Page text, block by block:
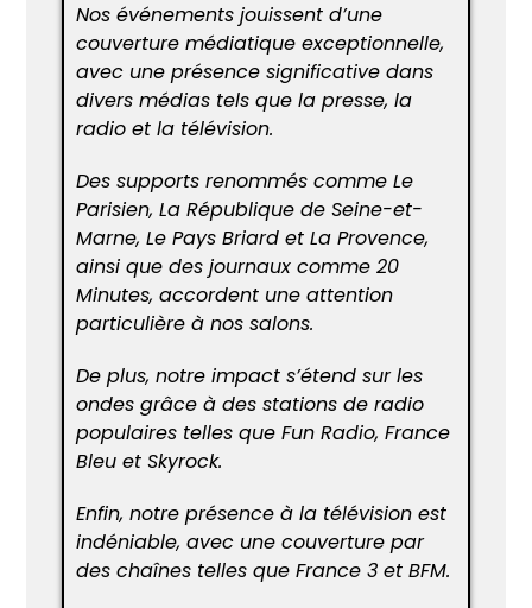
Nos événements jouissent d’une
couverture médiatique exceptionnelle,
avec une présence significative dans
divers médias tels que la presse, la
radio et la télévision.
Des supports renommés comme Le
Parisien, La République de Seine-et-
Marne, Le Pays Briard et La Provence,
ainsi que des journaux comme 20
Minutes, accordent une attention
particulière à nos salons.
De plus, notre impact s’étend sur les
ondes grâce à des stations de radio
populaires telles que Fun Radio, France
Bleu et Skyrock.
Enfin, notre présence à la télévision est
indéniable, avec une couverture par
des chaînes telles que France 3 et BFM.